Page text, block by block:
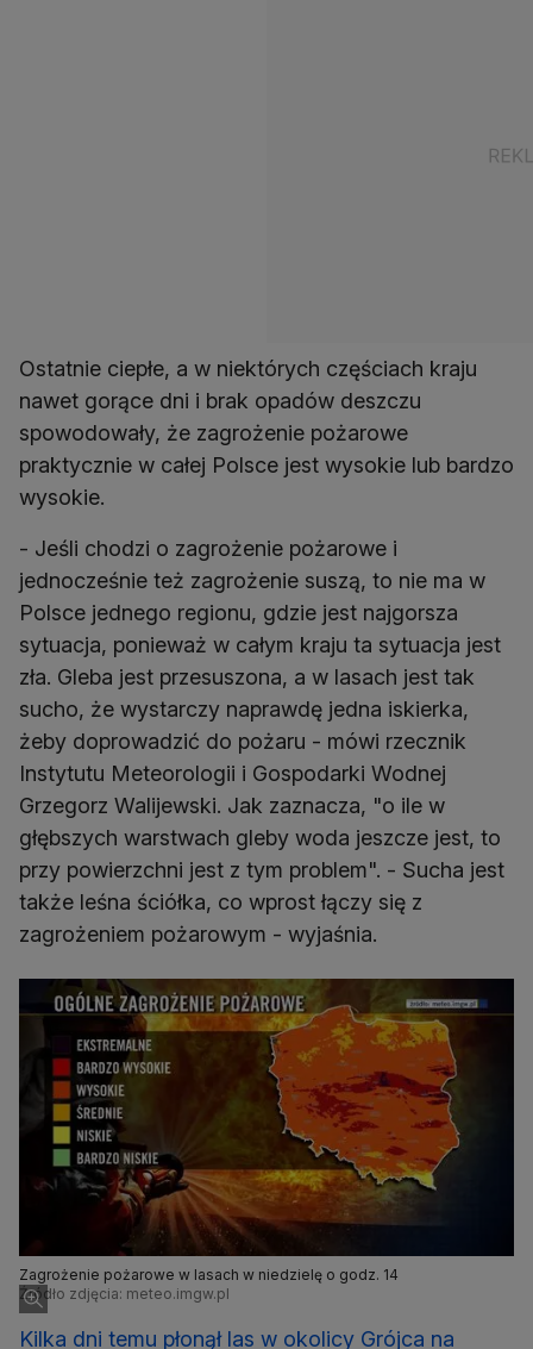
Ostatnie ciepłe, a w niektórych częściach kraju
nawet gorące dni i brak opadów deszczu
spowodowały, że zagrożenie pożarowe
praktycznie w całej Polsce jest wysokie lub bardzo
wysokie.
- Jeśli chodzi o zagrożenie pożarowe i
jednocześnie też zagrożenie suszą, to nie ma w
Polsce jednego regionu, gdzie jest najgorsza
sytuacja, ponieważ w całym kraju ta sytuacja jest
zła. Gleba jest przesuszona, a w lasach jest tak
sucho, że wystarczy naprawdę jedna iskierka,
żeby doprowadzić do pożaru - mówi rzecznik
Instytutu Meteorologii i Gospodarki Wodnej
Grzegorz Walijewski. Jak zaznacza, "o ile w
głębszych warstwach gleby woda jeszcze jest, to
przy powierzchni jest z tym problem". - Sucha jest
także leśna ściółka, co wprost łączy się z
zagrożeniem pożarowym - wyjaśnia.
Zagrożenie pożarowe w lasach w niedzielę o godz. 14
Źródło zdjęcia: meteo.imgw.pl
Kilka dni temu płonął las w okolicy Grójca na